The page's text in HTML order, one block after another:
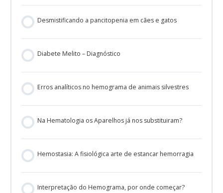
Desmistificando a pancitopenia em cães e gatos
Diabete Melito – Diagnóstico
Erros analíticos no hemograma de animais silvestres
Na Hematologia os Aparelhos já nos substituiram?
Hemostasia: A fisiológica arte de estancar hemorragia
Interpretação do Hemograma, por onde começar?